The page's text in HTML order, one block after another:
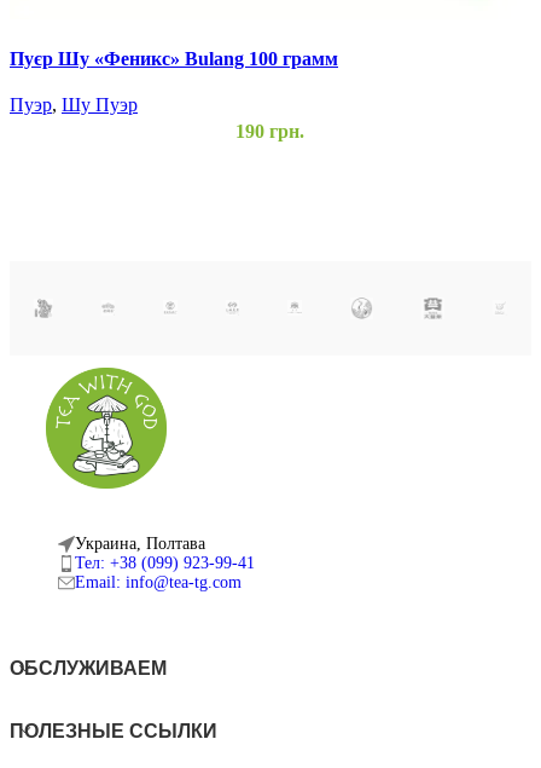
Пуєр Шу «Феникс» Bulang 100 грамм
Пуэр, Шу Пуэр
190грн.
Украина, Полтава
Тел: +38 (099) 923-99-41
Email: info@tea-tg.com
ОБСЛУЖИВАЕМ
ПОЛЕЗНЫЕ ССЫЛКИ